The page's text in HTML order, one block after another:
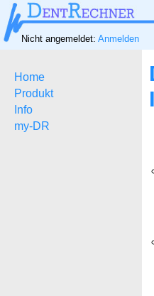
Nicht angemeldet: Anmelden
Home
Produkt
Info
my-DR